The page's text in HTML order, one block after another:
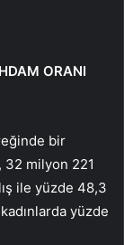
ORANI
bir
milyon 221
ile yüzde 48,3
yüzde